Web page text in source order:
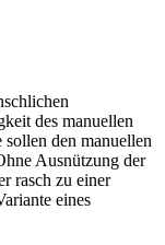
des manuellen
sollen den manuellen
Ausnützung der
rasch zu einer
eines